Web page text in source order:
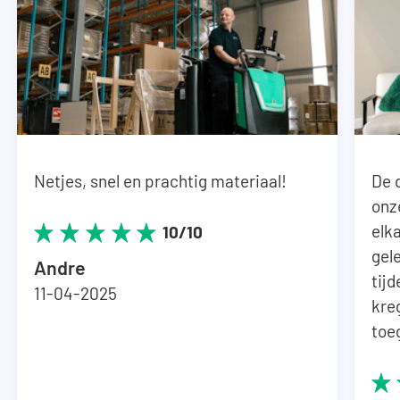
zonder machines geleverd.
Netjes, snel en prachtig materiaal!
10/10
Andre
11-04-2025
De